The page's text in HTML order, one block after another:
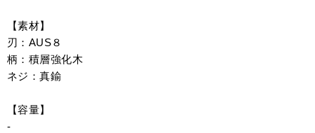
【素材】
刃：AUS８
柄：積層強化木
ネジ：真鍮
【容量】
-